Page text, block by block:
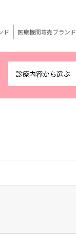
診療内容から選ぶ
ド 医療機関専売ブランド